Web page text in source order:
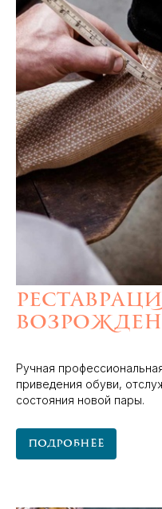
Ручная
приведения обуви,
состояния новой пары.
Подробнее